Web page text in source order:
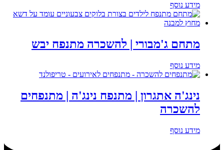
מידע נוסף
מתחם ג'מבורי | להשכרה מתנפח יבש
מידע נוסף
נינג'ה אתגרון | מתנפח נינג'ה | מתנפחים
להשכרה
מידע נוסף